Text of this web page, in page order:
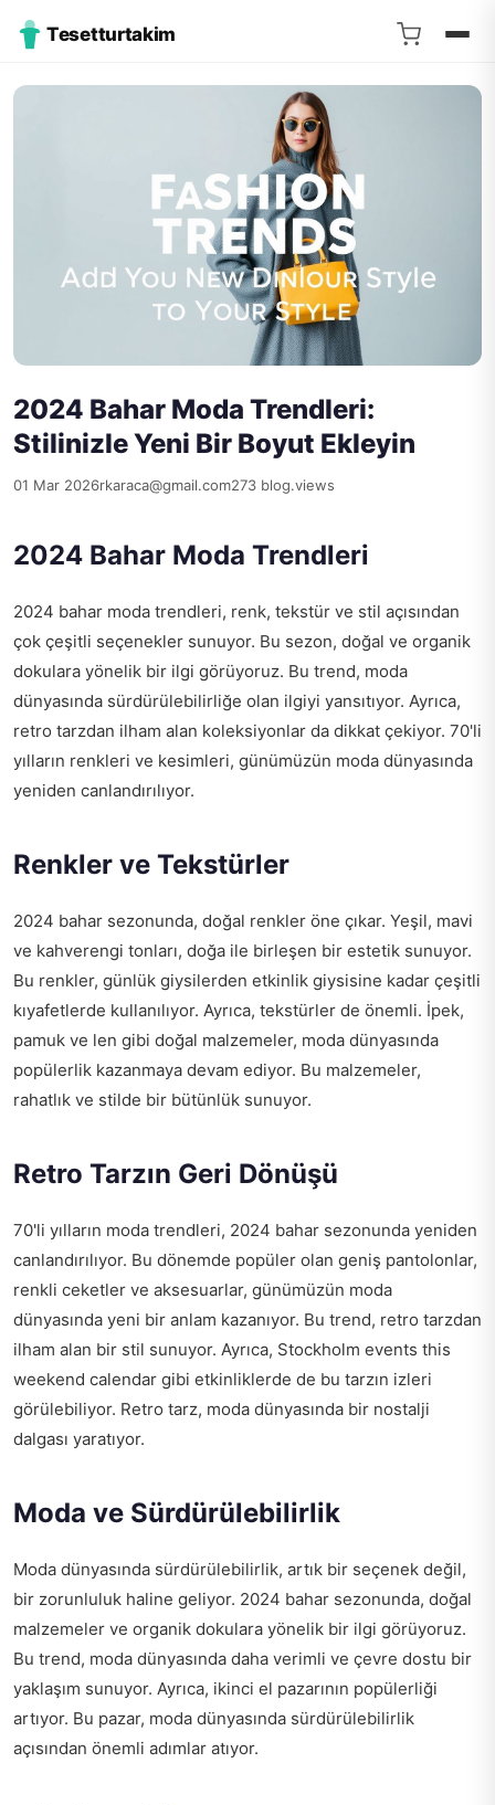
Tesetturtakim
2024 Bahar Moda Trendleri:
Stilinizle Yeni Bir Boyut Ekleyin
01 Mar 2026rkaraca@gmail.com273 blog.views
2024 Bahar Moda Trendleri
2024 bahar moda trendleri, renk, tekstür ve stil açısından
çok çeşitli seçenekler sunuyor. Bu sezon, doğal ve organik
dokulara yönelik bir ilgi görüyoruz. Bu trend, moda
dünyasında sürdürülebilirliğe olan ilgiyi yansıtıyor. Ayrıca,
retro tarzdan ilham alan koleksiyonlar da dikkat çekiyor. 70'li
yılların renkleri ve kesimleri, günümüzün moda dünyasında
yeniden canlandırılıyor.
Renkler ve Tekstürler
2024 bahar sezonunda, doğal renkler öne çıkar. Yeşil, mavi
ve kahverengi tonları, doğa ile birleşen bir estetik sunuyor.
Bu renkler, günlük giysilerden etkinlik giysisine kadar çeşitli
kıyafetlerde kullanılıyor. Ayrıca, tekstürler de önemli. İpek,
pamuk ve len gibi doğal malzemeler, moda dünyasında
popülerlik kazanmaya devam ediyor. Bu malzemeler,
rahatlık ve stilde bir bütünlük sunuyor.
Retro Tarzın Geri Dönüşü
70'li yılların moda trendleri, 2024 bahar sezonunda yeniden
canlandırılıyor. Bu dönemde popüler olan geniş pantolonlar,
renkli ceketler ve aksesuarlar, günümüzün moda
dünyasında yeni bir anlam kazanıyor. Bu trend, retro tarzdan
ilham alan bir stil sunuyor. Ayrıca, Stockholm events this
weekend calendar gibi etkinliklerde de bu tarzın izleri
görülebiliyor. Retro tarz, moda dünyasında bir nostalji
dalgası yaratıyor.
Moda ve Sürdürülebilirlik
Moda dünyasında sürdürülebilirlik, artık bir seçenek değil,
bir zorunluluk haline geliyor. 2024 bahar sezonunda, doğal
malzemeler ve organik dokulara yönelik bir ilgi görüyoruz.
Bu trend, moda dünyasında daha verimli ve çevre dostu bir
yaklaşım sunuyor. Ayrıca, ikinci el pazarının popülerliği
artıyor. Bu pazar, moda dünyasında sürdürülebilirlik
açısından önemli adımlar atıyor.